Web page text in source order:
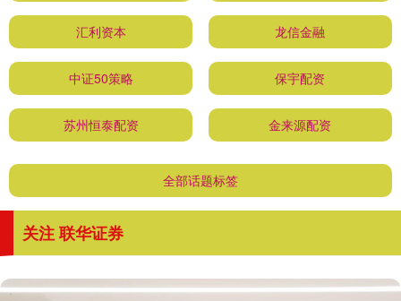
汇利资本 龙信金融
中证50策略 保宇配资
苏州恒泰配资 金来源配资
全部话题标签
关注 联华证券